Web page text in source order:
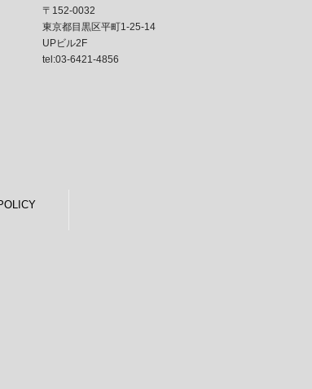
〒152-0032
東京都目黒区平町1-25-14
UPビル2F
tel:03-6421-4856